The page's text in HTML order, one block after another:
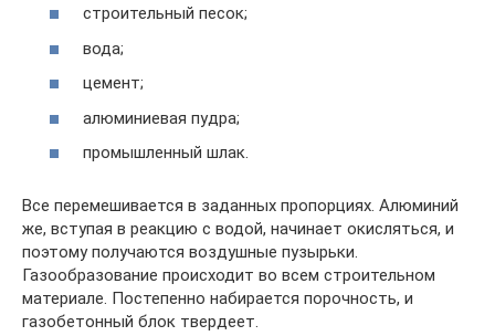
строительный песок;
вода;
цемент;
алюминиевая пудра;
промышленный шлак.
Все перемешивается в заданных пропорциях. Алюминий
же, вступая в реакцию с водой, начинает окисляться, и
поэтому получаются воздушные пузырьки.
Газообразование происходит во всем строительном
материале. Постепенно набирается порочность, и
газобетонный блок твердеет.